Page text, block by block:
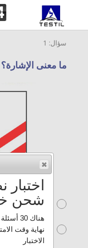
سؤال: 1
ما معنى الإشارة؟
سكة الحديد.
الاقتراب
حوالي 200م قبل الملتقى.
شحن
نهاية وقت
الاختبار